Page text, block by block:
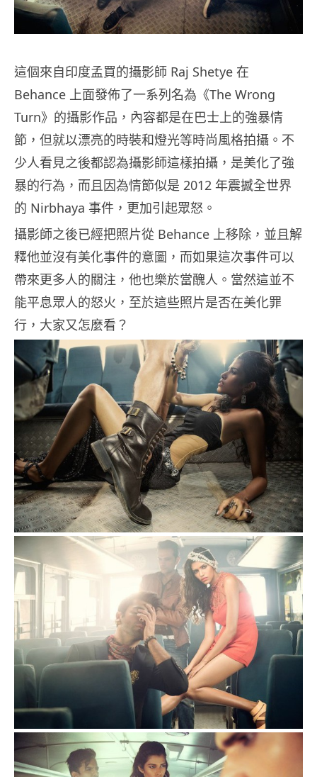
這個來自印度孟買的攝影師 Raj Shetye 在
Behance 上面發佈了一系列名為《The Wrong
Turn》的攝影作品，內容都是在巴士上的強暴情
節，但就以漂亮的時裝和燈光等時尚風格拍攝。不
少人看見之後都認為攝影師這樣拍攝，是美化了強
暴的行為，而且因為情節似是 2012 年震撼全世界
的 Nirbhaya 事件，更加引起眾怒。
攝影師之後已經把照片從 Behance 上移除，並且解
釋他並沒有美化事件的意圖，而如果這次事件可以
帶來更多人的關注，他也樂於當醜人。當然這並不
能平息眾人的怒火，至於這些照片是否在美化罪
行，大家又怎麼看？